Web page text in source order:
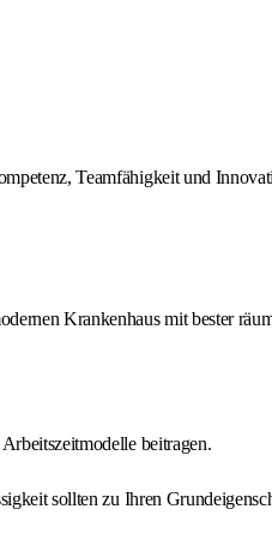
Teamfähigkeit und
Krankenhaus mit bester
beitragen.
sollten zu Ihren